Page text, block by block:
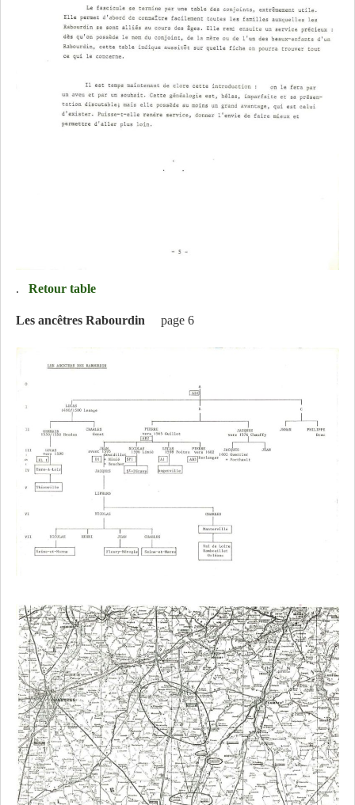
. Retour table
Les ancêtres Rabourdin page 6